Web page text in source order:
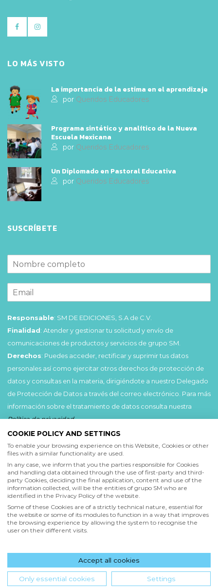
LO MÁS VISTO
La importancia de la estima en el aprendizaje
por Queridos Educadores
Programa sintético y analítico de la Nueva
Escuela Mexicana
por Queridos Educadores
Un Diplomado en Pastoral Educativa
por Queridos Educadores
SUSCRÍBETE
Responsable: SM DE EDICIONES, S.A de C.V.
Finalidad: Atender y gestionar tu solicitud y envío de
comunicaciones de productos y servicios de grupo SM.
Derechos: Puedes acceder, rectificar y suprimir tus datos
personales así como ejercitar otros derechos de protección de
datos y consultas en la materia, dirigiéndote a nuestro Delegado
de Protección de Datos a través del correo electrónico. Para más
información sobre el tratamiento de datos consulta nuestra
Política de privacidad.
He leído y acepto lasCondiciones de uso
Política de privacidad
Acepto
Deseo recibir comunicaciones comerciales de grupo SM
Enviar
Hola! ¿en qué podemos ayudarte?
COOKIE POLICY AND SETTINGS
To enable your browsing experience on this Website, Cookies or other
files with a similar functionality are used.
In any case, we inform that you the parties responsible for Cookies
and handling data obtained through the use of first-party and third-
party Cookies, deciding the final application, content and use of the
information collected, will be the entities of grupo SM who are
identified in the Privacy Policy of the website.
Some of these Cookies are of a strictly technical nature, essential for
the website or some of its modules to function in a way that improves
the browsing experience by allowing the system to recognise the
user on their different visits.
Accept all cookies
Only essential cookies Settings